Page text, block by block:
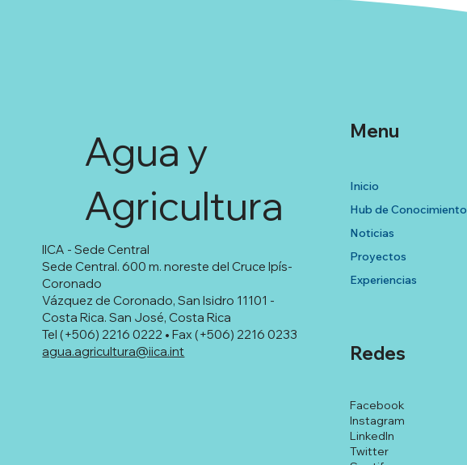
IICA - Sede Central
Sede Central. 600 m. noreste del Cruce Ipís-
Coronado
Vázquez de Coronado, San Isidro 11101 -
Costa Rica. San José, Costa Rica
Tel (+506) 2216 0222 • Fax (+506) 2216 0233
agua.agricultura@iica.int
Agua y
Agricultura
Facebook
Instagram
LinkedIn
Twitter
Redes
Inicio
Hub de Conocimiento
Noticias
Proyectos
Experiencias
Menu